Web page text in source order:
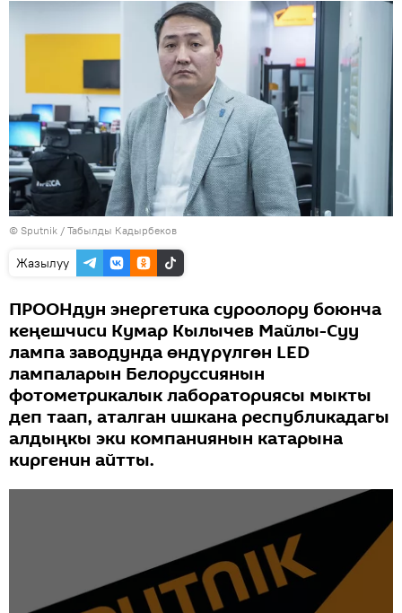
© Sputnik / Табылды Кадырбеков
Жазылуу
ПРООНдун энергетика суроолору боюнча
кеңешчиси Кумар Кылычев Майлы-Суу
лампа заводунда өндүрүлгөн LED
лампаларын Белоруссиянын
фотометрикалык лабораториясы мыкты
деп таап, аталган ишкана республикадагы
алдыңкы эки компаниянын катарына
киргенин айтты.